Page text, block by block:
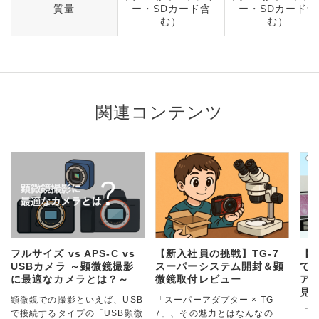
質量
ー・SDカード含
む）
ー・SDカード含
む）
関連コンテンツ
フルサイズ vs APS-C vs
USBカメラ ～顕微鏡撮影
に最適なカメラとは？～
顕微鏡での撮影といえば、USB
で接続するタイプの「USB顕微
【新入社員の挑戦】TG-7
スーパーシステム開封＆顕
微鏡取付レビュー
「スーパーアダプター × TG-
7」、その魅力とはなんなの
【
て
ア
見
「